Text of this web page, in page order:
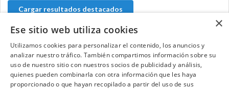
Cargar resultados destacados
Contacta con el equipo de NextCaddy
Opina Contacta
×
Ese sitio web utiliza cookies
Utilizamos cookies para personalizar el contenido, los anuncios y
analizar nuestro tráfico. También compartimos información sobre su
uso de nuestro sitio con nuestros socios de publicidad y análisis,
quienes pueden combinarla con otra información que les haya
proporcionado o que hayan recopilado a partir del uso de sus